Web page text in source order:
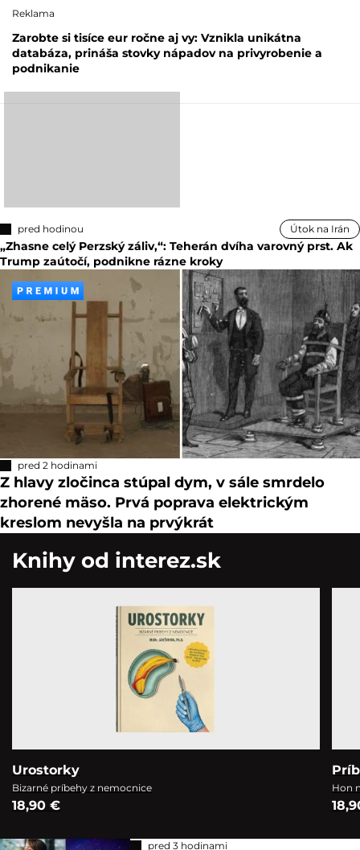
Reklama
Zarobte si tisíce eur ročne aj vy: Vznikla unikátna
databáza, prináša stovky nápadov na privyrobenie a
podnikanie
pred hodinou Útok na Irán
„Zhasne celý Perzský záliv,“: Teherán dvíha varovný prst. Ak
Trump zaútočí, podnikne rázne kroky
pred 2 hodinami
Z hlavy zločinca stúpal dym, v sále smrdelo
zhorené mäso. Prvá poprava elektrickým
kreslom nevyšla na prvýkrát
Knihy od interez.sk
Urostorky
Bizarné príbehy z nemocnice
18,90 €
Hon
pred 3 hodinami